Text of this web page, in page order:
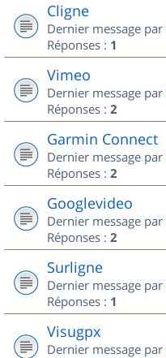
Cligne
Dernier message par
Réponses : 1
Vimeo
Dernier message par
Réponses : 2
Garmin Connect
Dernier message par
Réponses : 2
Googlevideo
Dernier message par
Réponses : 2
Surligne
Dernier message par
Réponses : 1
Visugpx
Dernier message par